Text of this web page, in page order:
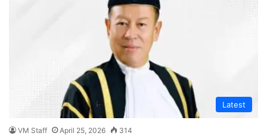
Latest
VM Staff April 25, 2026 314